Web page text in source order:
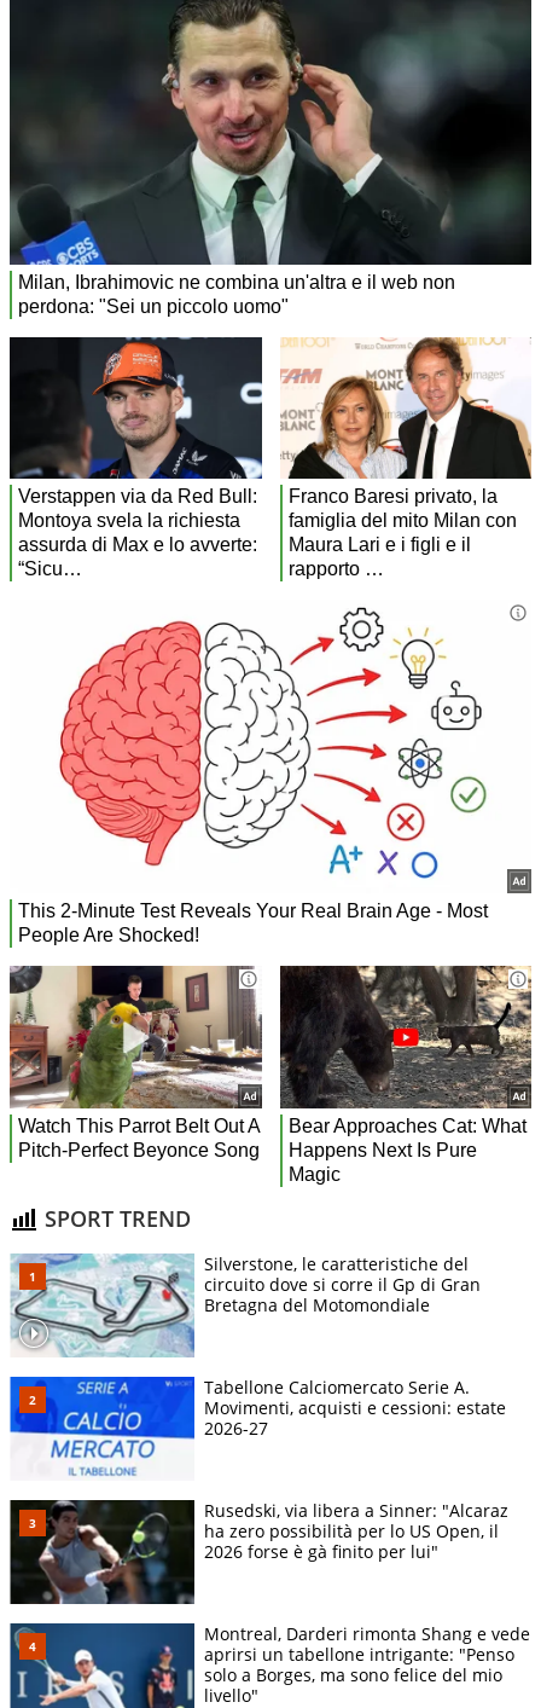
SPORT TREND
Silverstone, le caratteristiche del
circuito dove si corre il Gp di Gran
Bretagna del Motomondiale
Tabellone Calciomercato Serie A.
Movimenti, acquisti e cessioni: estate
2026-27
Rusedski, via libera a Sinner: "Alcaraz
ha zero possibilità per lo US Open, il
2026 forse è gà finito per lui"
Montreal, Darderi rimonta Shang e vede
aprirsi un tabellone intrigante: "Penso
solo a Borges, ma sono felice del mio
livello"